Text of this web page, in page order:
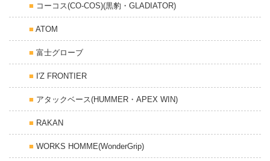
コーコス(CO-COS)(黒豹・GLADIATOR)
ATOM
富士グローブ
I'Z FRONTIER
アタックベース(HUMMER・APEX WIN)
RAKAN
WORKS HOMME(WonderGrip)